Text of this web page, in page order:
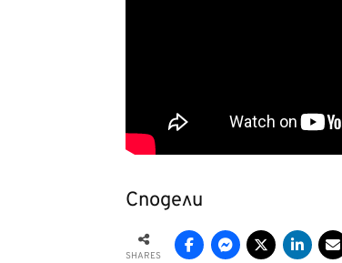
Сподели
SHARES